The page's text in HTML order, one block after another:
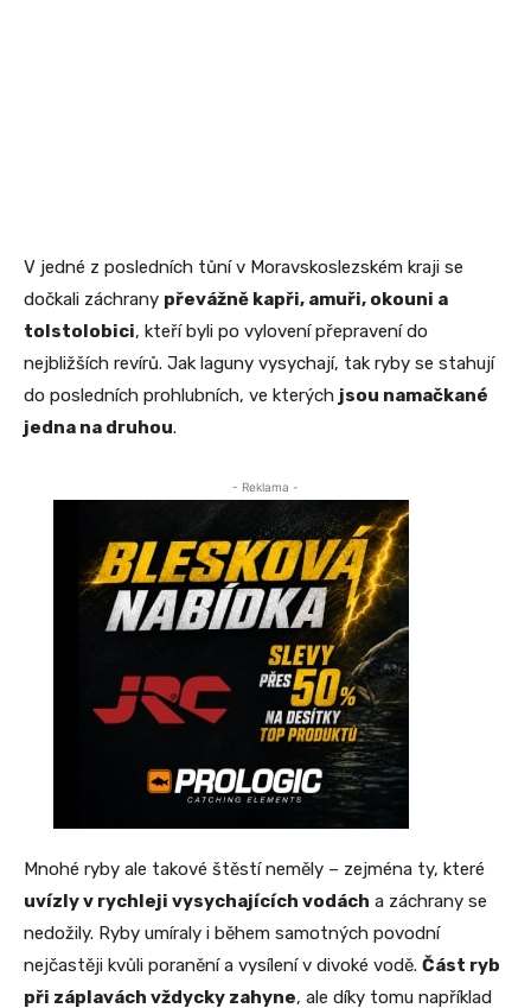
V jedné z posledních tůní v Moravskoslezském kraji se
dočkali záchrany převážně kapři, amuři, okouni a
tolstolobici, kteří byli po vylovení přepravení do
nejbližších revírů. Jak laguny vysychají, tak ryby se stahují
do posledních prohlubních, ve kterých jsou namačkané
jedna na druhou.
- Reklama -
Mnohé ryby ale takové štěstí neměly – zejména ty, které
uvízly v rychleji vysychajících vodách a záchrany se
nedožily. Ryby umíraly i během samotných povodní
nejčastěji kvůli poranění a vysílení v divoké vodě. Část ryb
při záplavách vždycky zahyne, ale díky tomu například